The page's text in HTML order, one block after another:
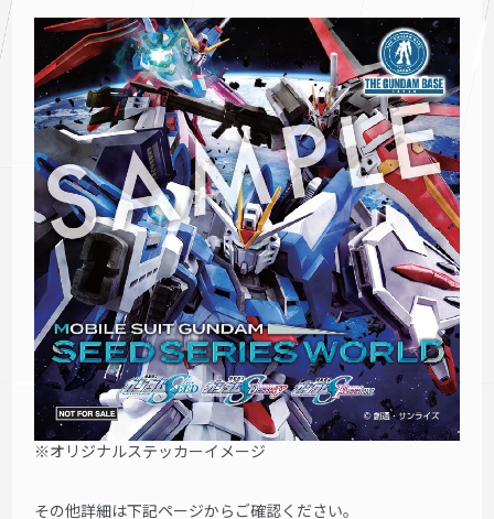
※オリジナルステッカーイメージ
その他詳細は下記ページからご確認ください。